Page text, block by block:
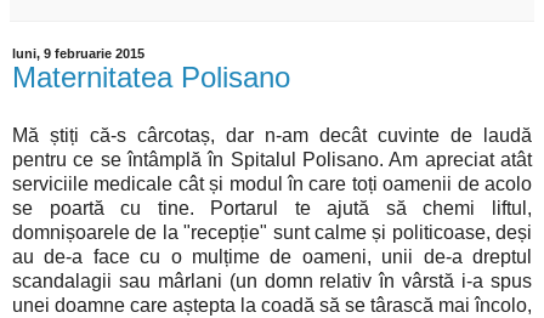
luni, 9 februarie 2015
Maternitatea Polisano
Mă știți că-s cârcotaș, dar n-am decât cuvinte de laudă
pentru ce se întâmplă în Spitalul Polisano. Am apreciat atât
serviciile medicale cât și modul în care toți oamenii de acolo
se poartă cu tine. Portarul te ajută să chemi liftul,
domnișoarele de la "recepție" sunt calme și politicoase, deși
au de-a face cu o mulțime de oameni, unii de-a dreptul
scandalagii sau mârlani (un domn relativ în vârstă i-a spus
unei doamne care aștepta la coadă să se târască mai încolo,